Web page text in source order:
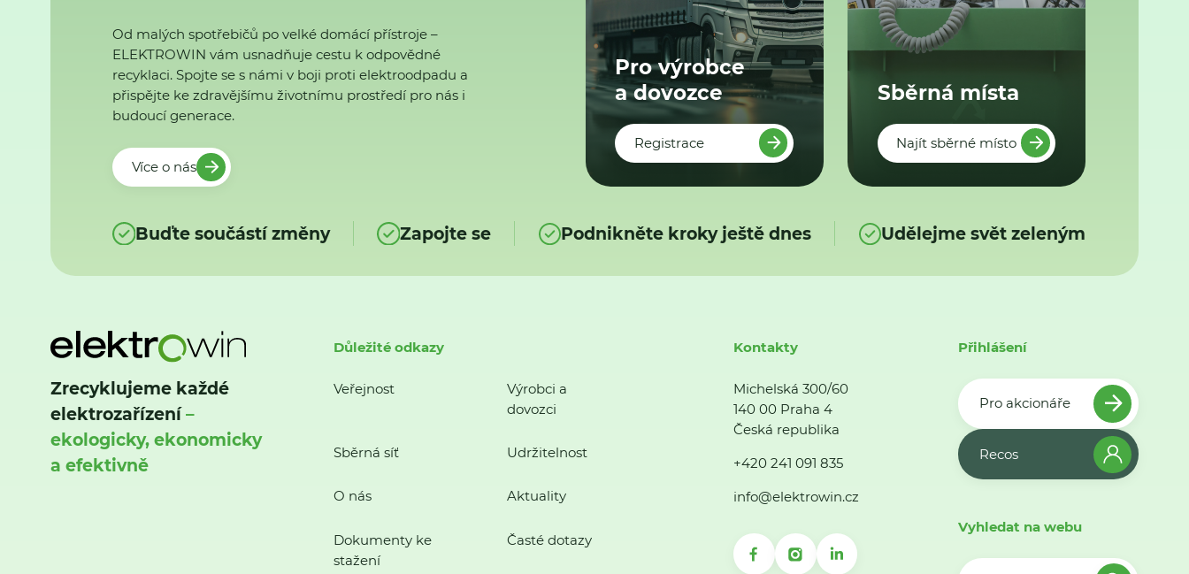
Od malých spotřebičů po velké domácí přístroje –
ELEKTROWIN vám usnadňuje cestu k odpovědné
recyklaci. Spojte se s námi v boji proti elektroodpadu a
přispějte ke zdravějšímu životnímu prostředí pro nás i
budoucí generace.
Více o nás
Pro výrobce
a dovozce
Registrace
Sběrná místa
Najít sběrné místo
Buďte součástí změny Zapojte se Podnikněte kroky ještě dnes Udělejme svět zeleným
Zrecyklujeme každé
elektrozařízení–
ekologicky, ekonomicky
a efektivně
Důležité odkazy
Veřejnost
Výrobci a
dovozci
Sběrná síť Udržitelnost
O nás Aktuality
Dokumenty ke
stažení
Časté dotazy
Kontakty
Michelská 300/60
140 00 Praha 4
Česká republika
+420 241 091 835
info@elektrowin.cz
Přihlášení
Pro akcionáře
Recos
Vyhledat na webu